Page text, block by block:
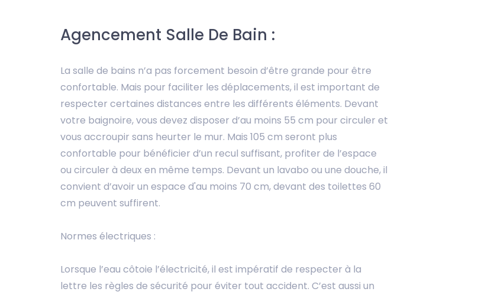
Agencement Salle De Bain :
La salle de bains n’a pas forcement besoin d’être grande pour être
confortable. Mais pour faciliter les déplacements, il est important de
respecter certaines distances entre les différents éléments. Devant
votre baignoire, vous devez disposer d’au moins 55 cm pour circuler et
vous accroupir sans heurter le mur. Mais 105 cm seront plus
confortable pour bénéficier d’un recul suffisant, profiter de l’espace
ou circuler à deux en même temps. Devant un lavabo ou une douche, il
convient d’avoir un espace d'au moins 70 cm, devant des toilettes 60
cm peuvent suffirent.
Normes électriques :
Lorsque l’eau côtoie l’électricité, il est impératif de respecter à la
lettre les règles de sécurité pour éviter tout accident. C’est aussi un